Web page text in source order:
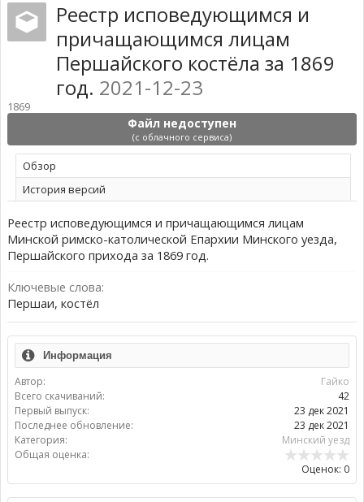
Файл недоступен
(с облачного сервиса)
Реестр исповедующимся и
причащающимся лицам
Першайского костёла за 1869
год. 2021-12-23
1869
Обзoр
История версий
Реестр исповедующимся и причащающимся лицам
Минской римско-католической Епархии Минского уезда,
Першайского прихода за 1869 год.
Ключевые слова:
Першаи, костёл
Информация
Автор:
Гайко
Всего скачиваний:
42
Первый выпуск:
23 дек 2021
Последнее обновление:
23 дек 2021
Категория:
Минский уезд
Общая оценка:
Оценок: 0